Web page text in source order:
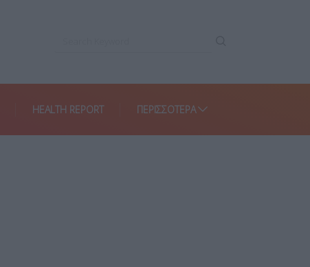
HEALTH REPORT ΠΕΡΙΣΣΌΤΕΡΑ